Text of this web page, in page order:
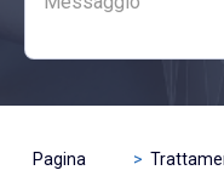
Pagina